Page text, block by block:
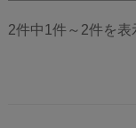
2件中1件～2件を表